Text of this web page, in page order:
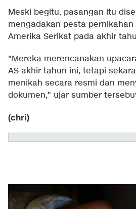
Meski begitu, pasangan itu
mengadakan pesta
Amerika Serikat pada akhir
"Mereka merencanakan
AS akhir tahun ini, tetapi
menikah secara resmi dan
dokumen," ujar sumber
(chri)